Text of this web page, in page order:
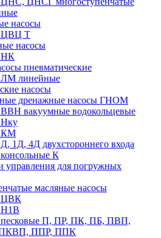
насосы
ЦВЦ Т
насосы
НК
пневматические
ЛМ линейные
насосы
дренажные насосы ГНОМ
вакуумные водокольцевые
КМ
1Д, 4Д двухстороннего входа
К
управления для погружных
масляные насосы
ЦВК
Н1В
песковые П, ПР, ПК, ПБ, ПВП,
ППР, ППК